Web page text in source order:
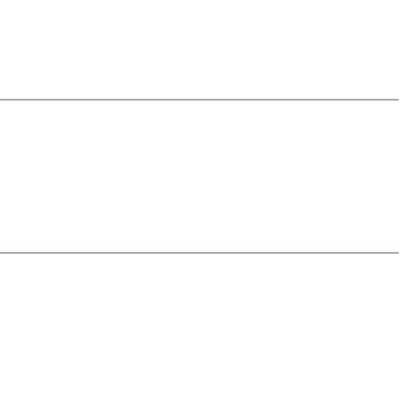
damit sich die Muster und Motive einprägen können. Ob
(also on mistakes) and further explanations.
(initial position - final position).
your new knowledge and actively play the new opening.